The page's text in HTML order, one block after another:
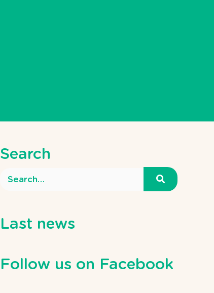
Search
Last news
Follow us on Facebook